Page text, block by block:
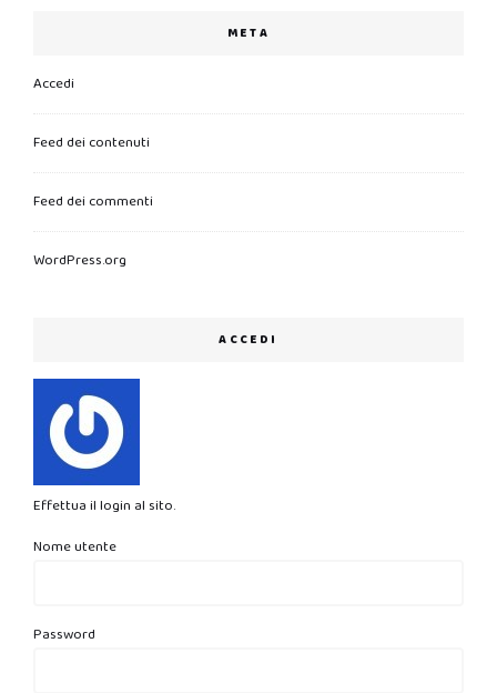
META
Accedi
Feed dei contenuti
Feed dei commenti
WordPress.org
ACCEDI
Effettua il login al sito.
Nome utente
Password